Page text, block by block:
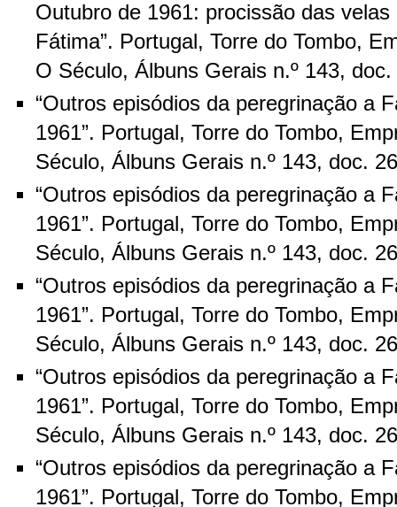
Outubro de 1961: procissão das
Fátima”. Portugal, Torre do Tombo,
O Século, Álbuns Gerais n.º 143,
“Outros episódios da peregrinação a
1961”. Portugal, Torre do Tombo,
Século, Álbuns Gerais n.º 143, doc.
“Outros episódios da peregrinação a
1961”. Portugal, Torre do Tombo,
Século, Álbuns Gerais n.º 143, doc.
“Outros episódios da peregrinação a
1961”. Portugal, Torre do Tombo,
Século, Álbuns Gerais n.º 143, doc.
“Outros episódios da peregrinação a
1961”. Portugal, Torre do Tombo,
Século, Álbuns Gerais n.º 143, doc.
“Outros episódios da peregrinação a
1961”. Portugal, Torre do Tombo,